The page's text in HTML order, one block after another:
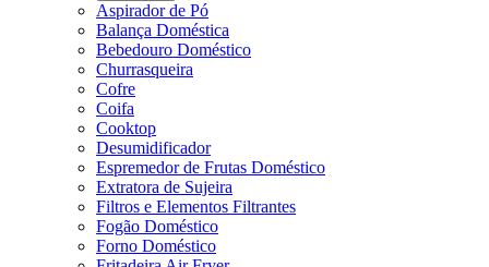
Aspirador de Pó
Balança Doméstica
Bebedouro Doméstico
Churrasqueira
Cofre
Coifa
Cooktop
Desumidificador
Espremedor de Frutas Doméstico
Extratora de Sujeira
Filtros e Elementos Filtrantes
Fogão Doméstico
Forno Doméstico